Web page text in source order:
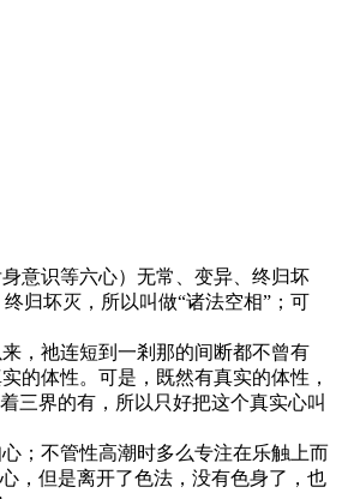
意识等六心）无常、变异、终归坏
归坏灭，所以叫做“诸法空相”；可
，祂连短到一剎那的间断都不曾有
的体性。可是，既然有真实的体性，
三界的有，所以只好把这个真实心叫
；不管性高潮时多么专注在乐触上而
，但是离开了色法，没有色身了，也